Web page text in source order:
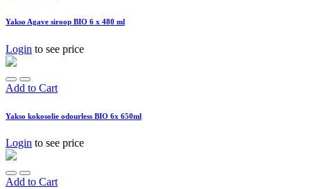
Yakso Agave siroop BIO 6 x 480 ml
Login to see price
Add to Cart
Yakso kokosolie odourless BIO 6x 650ml
Login to see price
Add to Cart